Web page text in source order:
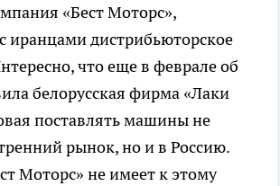
«Бест Моторс»,
иранцами дистрибьюторское
что еще в феврале об
белорусская фирма «Лаки
поставлять машины не
рынок, но и в Россию.
Моторс» не имеет к этому